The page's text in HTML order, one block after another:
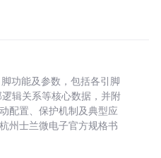
功能及参数，包括各引脚
辑关系等核心数据，并附
配置、保护机制及典型应
州士兰微电子官方规格书